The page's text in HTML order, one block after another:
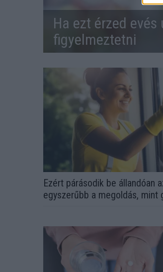
Ha ezt érzed
figyelmeztetni
Ezért párásodik be állandóan
egyszerűbb a megoldás, mint